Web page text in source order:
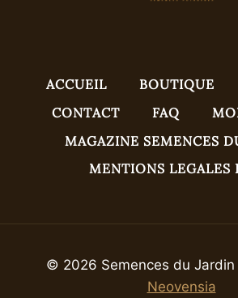
ACCUEIL BOUTIQUE
CONTACT
FAQ
MAGAZINE SEMENCES
MENTIONS LEGALES
© 2026 Semences du
Neovensia